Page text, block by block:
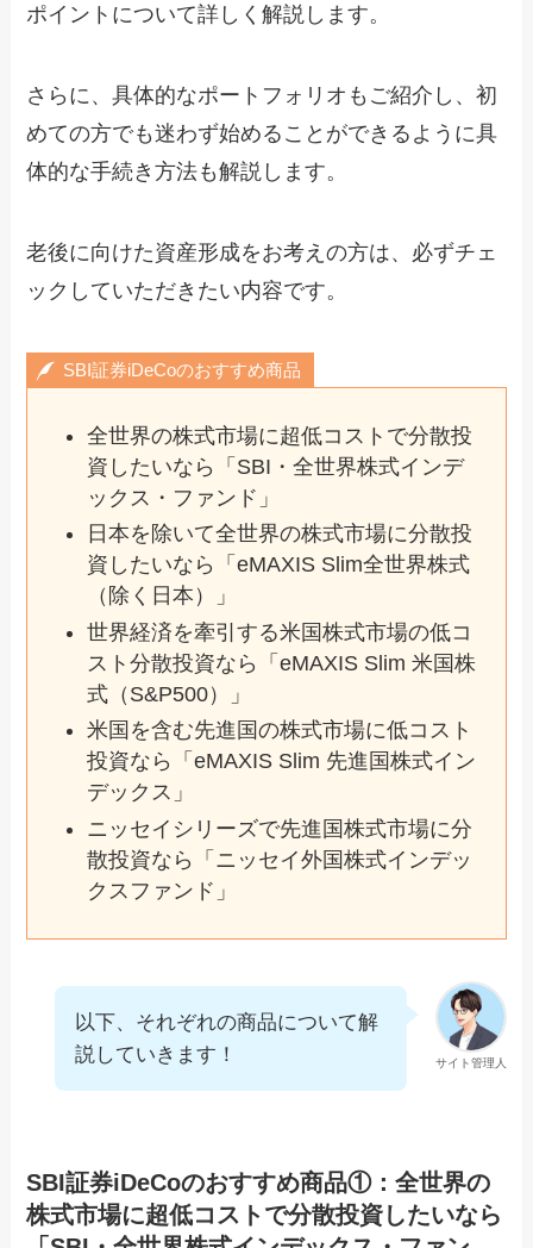
ポイントについて詳しく解説します。
さらに、具体的なポートフォリオもご紹介し、初
めての方でも迷わず始めることができるように具
体的な手続き方法も解説します。
老後に向けた資産形成をお考えの方は、必ずチェ
ックしていただきたい内容です。
SBI証券iDeCoのおすすめ商品
全世界の株式市場に超低コストで分散投
資したいなら「SBI・全世界株式インデ
ックス・ファンド」
日本を除いて全世界の株式市場に分散投
資したいなら「eMAXIS Slim全世界株式
（除く日本）」
世界経済を牽引する米国株式市場の低コ
スト分散投資なら「eMAXIS Slim 米国株
式（S&P500）」
米国を含む先進国の株式市場に低コスト
投資なら「eMAXIS Slim 先進国株式イン
デックス」
ニッセイシリーズで先進国株式市場に分
散投資なら「ニッセイ外国株式インデッ
クスファンド」
サイト管理人
以下、それぞれの商品について解
説していきます！
SBI証券iDeCoのおすすめ商品①：全世界の
株式市場に超低コストで分散投資したいなら